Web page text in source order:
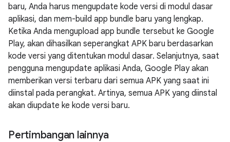
baru, Anda harus mengupdate kode versi di modul dasar
aplikasi, dan mem-build app bundle baru yang lengkap.
Ketika Anda mengupload app bundle tersebut ke Google
Play, akan dihasilkan seperangkat APK baru berdasarkan
kode versi yang ditentukan modul dasar. Selanjutnya, saat
pengguna mengupdate aplikasi Anda, Google Play akan
memberikan versi terbaru dari semua APK yang saat ini
diinstal pada perangkat. Artinya, semua APK yang diinstal
akan diupdate ke kode versi baru.
Pertimbangan lainnya